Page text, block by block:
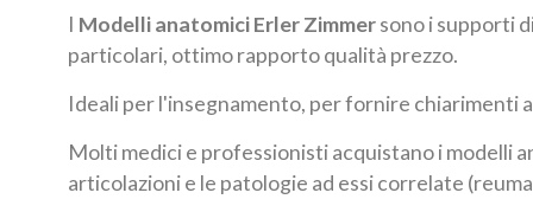
I Modelli anatomici Erler Zimmersono i supporti
particolari, ottimo rapporto qualità prezzo.
Ideali per l'insegnamento, per fornire chiarimenti
Molti medici e professionisti acquistano i modelli
articolazioni e le patologie ad essi correlate